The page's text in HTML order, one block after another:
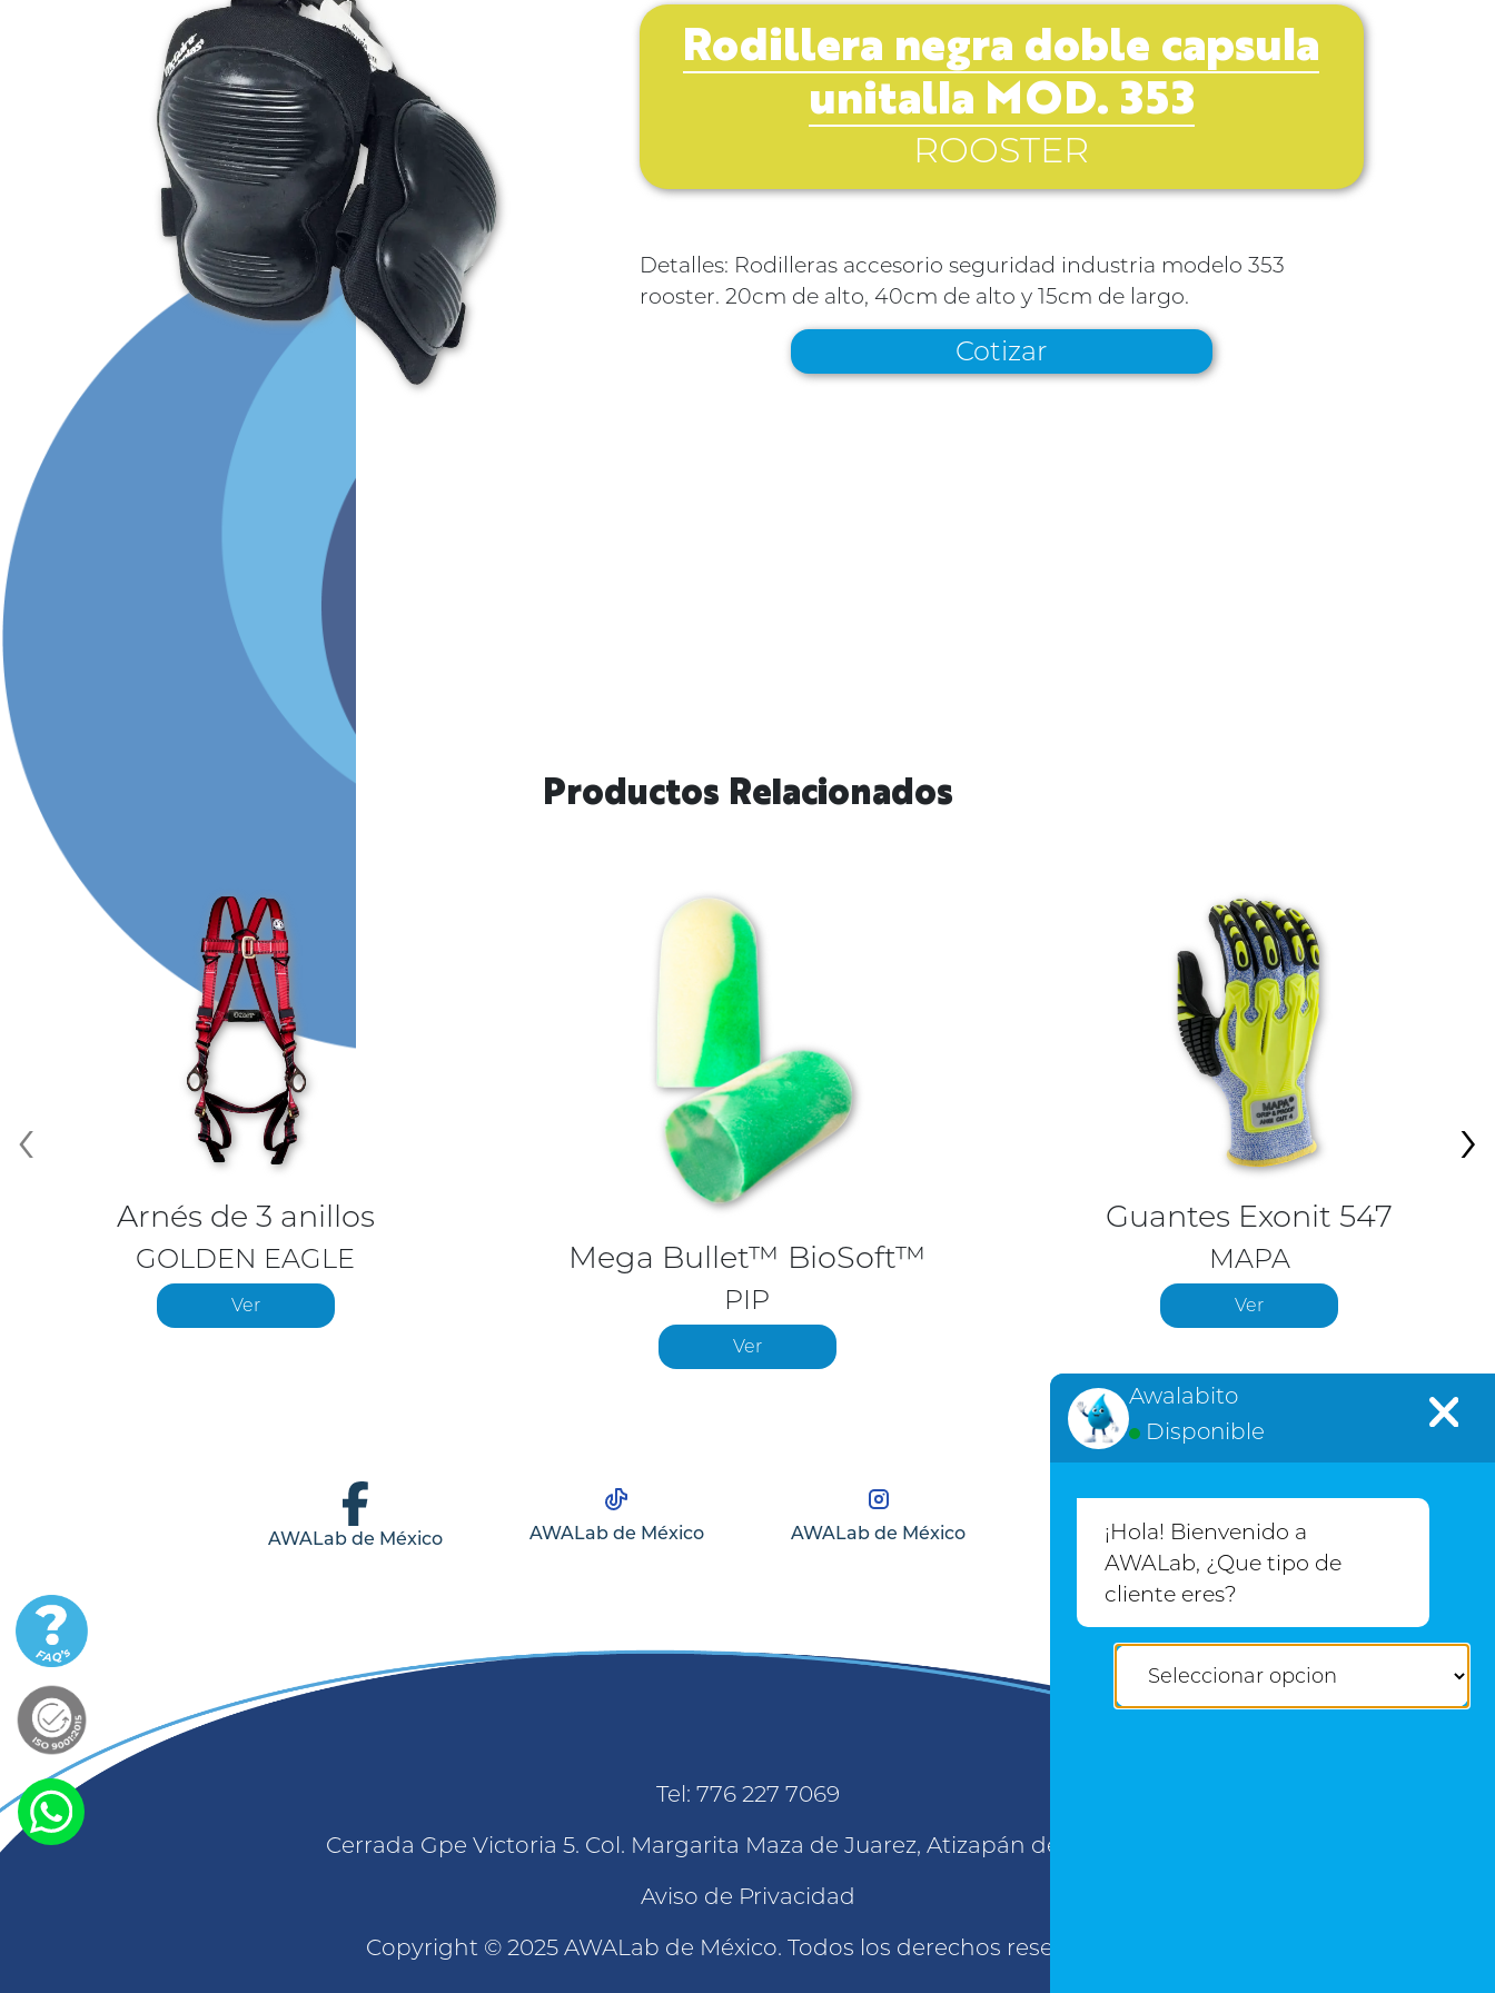
Rodillera negra doble capsula
unitalla MOD. 353
ROOSTER
Detalles: Rodilleras accesorio seguridad industria modelo 353
rooster. 20cm de alto, 40cm de alto y 15cm de largo.
Cotizar
Productos Relacionados
Arnés de 3 anillos
GOLDEN EAGLE
Ver
Mega Bullet™ BioSoft™
PIP
Ver
Guantes Exonit 547
MAPA
Ver
‹ ›
AWALab de México AWALab de México AWALab de México AWALab de México
Tel: 776 227 7069
Cerrada Gpe Victoria 5. Col. Margarita Maza de Juarez, Atizapán de Zaragoza
Aviso de Privacidad
Copyright © 2025 AWALab de México. Todos los derechos reservados
Awalabito
Disponible
¡Hola! Bienvenido a
AWALab, ¿Que tipo de
cliente eres?